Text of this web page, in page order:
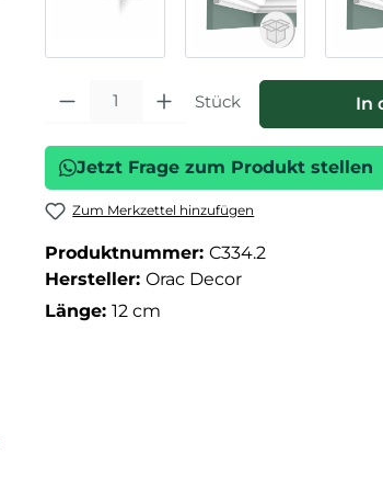
Produkt Anzahl: Gib den gewünschten
Stück In
Jetzt Frage zum Produkt stellen
Zum Merkzettel hinzufügen
Produktnummer: C334.2
Hersteller: Orac Decor
Länge: 12 cm